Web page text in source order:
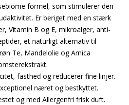
formel, som stimulerer den
Er beriget med en stærk
Vitamin B og E, mikroalger, anti-
et naturligt alternativ til
Te, Mandelolie og Arnica
fasthed og reducerer fine linjer.
næret og bestkyttet.
og med Allergenfri frisk duft.